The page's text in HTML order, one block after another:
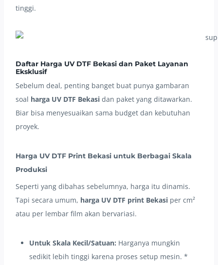
tinggi.
Daftar Harga UV DTF Bekasi dan Paket Layanan
Eksklusif
Sebelum deal, penting banget buat punya gambaran
soal harga UV DTF Bekasi dan paket yang ditawarkan.
Biar bisa menyesuaikan sama budget dan kebutuhan
proyek.
Harga UV DTF Print Bekasi untuk Berbagai Skala
Produksi
Seperti yang dibahas sebelumnya, harga itu dinamis.
Tapi secara umum, harga UV DTF print Bekasi per cm²
atau per lembar film akan bervariasi.
Untuk Skala Kecil/Satuan: Harganya mungkin
sedikit lebih tinggi karena proses setup mesin. *